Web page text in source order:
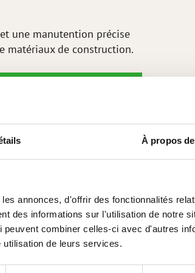
À propos
annonces, d'offrir des fonctionnalités
des informations sur l'utilisation de notre
combiner celles-ci avec d'autres
de leurs services.
une manutention précise
matériaux de construction.